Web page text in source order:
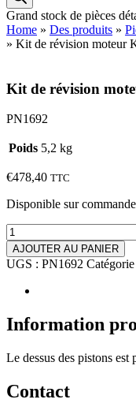
produits
Grand stock de pièces
Home » Des produits »
» Kit de révision moteur
Kit de révision
PN1692
Poids 5,2 kg
€478,40 TTC
Disponible sur commande
quantité
de
Kit
de
révision
K3B
(STD)
AJOUTER AU PANIER
UGS : PN1692 Catégorie
Information
Le dessus des pistons est
Contact